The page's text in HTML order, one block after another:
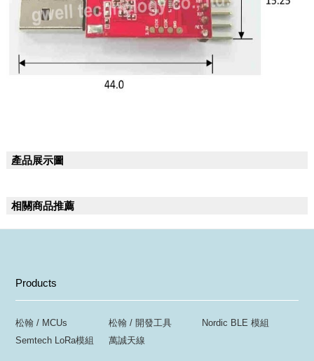
產品展示圖
相關商品推薦
Products
松翰 / MCUs 松翰 / 開發工具
Nordic BLE 模組
Semtech LoRa模組
萬誠天線